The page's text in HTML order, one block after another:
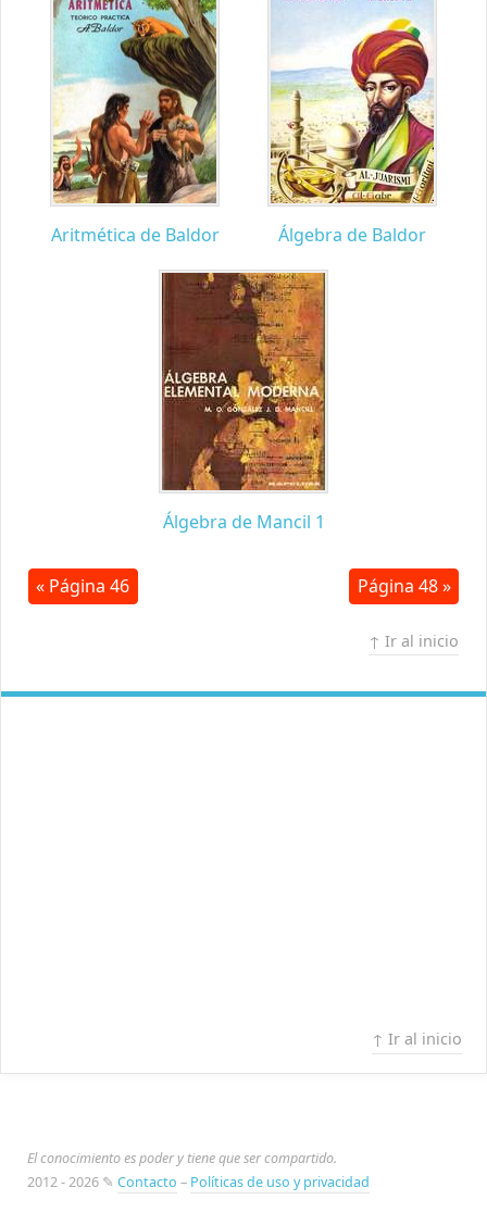
Aritmética de Baldor Álgebra de Baldor
Álgebra de Mancil 1
« Página 46 Página 48 »
↑ Ir al inicio
↑ Ir al inicio
El conocimiento es poder y tiene que ser compartido.
2012 - 2026 ✎ Contacto – Políticas de uso y privacidad